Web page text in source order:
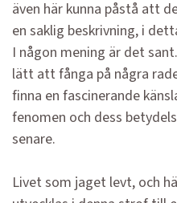
även här kunna påstå att
en saklig beskrivning, i
I någon mening är det
lätt att fånga på några
finna en fascinerande
fenomen och dess
senare.
Livet som jaget levt, och